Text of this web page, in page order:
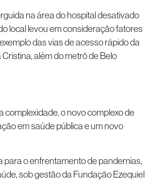
na área do hospital desativado
local levou em consideração fatores
das vias de acesso rápido da
além do metrô de Belo
complexidade, o novo complexo de
em saúde pública e um novo
para o enfrentamento de pandemias,
sob gestão da Fundação Ezequiel